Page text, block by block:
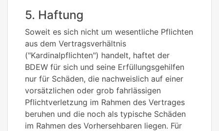
5. Haftung
Soweit es sich nicht um wesentliche Pflichten
aus dem Vertragsverhältnis
("Kardinalpflichten") handelt, haftet der
BDEW für sich und seine Erfüllungsgehilfen
nur für Schäden, die nachweislich auf einer
vorsätzlichen oder grob fahrlässigen
Pflichtverletzung im Rahmen des Vertrages
beruhen und die noch als typische Schäden
im Rahmen des Vorhersehbaren liegen. Für